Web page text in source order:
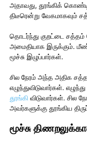
அதாவது, தூங்கிக்
திடீரென்று வேகமாகவும்
தொடர்ந்து குறட்டை சத்தம்
அமைதியாக இருக்கும்.
மூச்சு இழுப்பார்கள்.
சில நேரம் அந்த அதிக
எழுந்துவிடுவார்கள்.
தூங்கி விடுவார்கள். சில
அவர்களுக்கு தூங்கிய
மூச்சு